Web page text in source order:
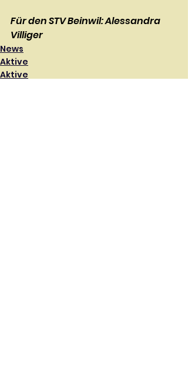
Für den STV Beinwil: Alessandra
Villiger
News
Aktive
Aktive